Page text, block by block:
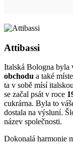
Attibassi
Italská Bologna byla
obchodu a také
ta v sobě mísí
se začal psát v roce
cukrárna. Byla to
dostala na výsluní.
název společnosti.
Dokonalá harmonie